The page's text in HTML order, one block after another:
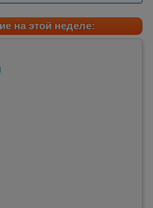
на этой неделе: